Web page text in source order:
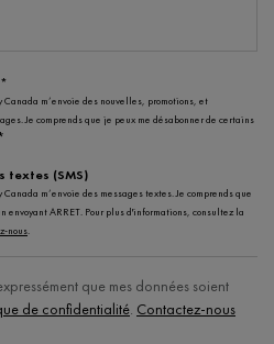
Canada m’envoie des nouvelles, promotions, et
Je comprends que je peux me désabonner de certains
textes (SMS)
m’envoie des messages textes. Je comprends que
envoyant ARRET. Pour plus d'informations, consultez la
nous.
que mes données soient
de confidentialité Contactez-nous